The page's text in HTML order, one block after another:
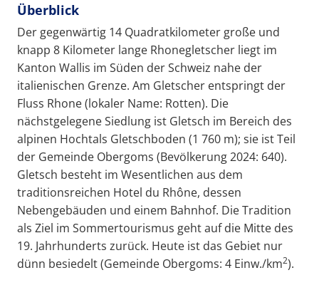
Überblick
Der gegenwärtig 14 Quadratkilometer große und
knapp 8 Kilometer lange Rhonegletscher liegt im
Kanton Wallis im Süden der Schweiz nahe der
italienischen Grenze. Am Gletscher entspringt der
Fluss Rhone (lokaler Name: Rotten). Die
nächstgelegene Siedlung ist Gletsch im Bereich des
alpinen Hochtals Gletschboden (1 760 m); sie ist Teil
der Gemeinde Obergoms (Bevölkerung 2024: 640).
Gletsch besteht im Wesentlichen aus dem
traditionsreichen Hotel du Rhône, dessen
Nebengebäuden und einem Bahnhof. Die Tradition
als Ziel im Sommertourismus geht auf die Mitte des
19. Jahrhunderts zurück. Heute ist das Gebiet nur
dünn besiedelt (Gemeinde Obergoms: 4 Einw./km2).